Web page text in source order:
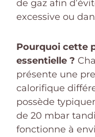
de gaz afin
excessive ou
Pourquoi cette
essentielle ?
présente une
calorifique
possède
de 20 mbar
fonctionne à